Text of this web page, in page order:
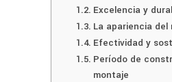
Excelencia y
La apariencia del
Efectividad y
Período de
montaje